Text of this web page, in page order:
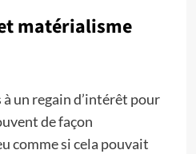
matérialisme
un regain d’intérêt pour
de façon
comme si cela pouvait